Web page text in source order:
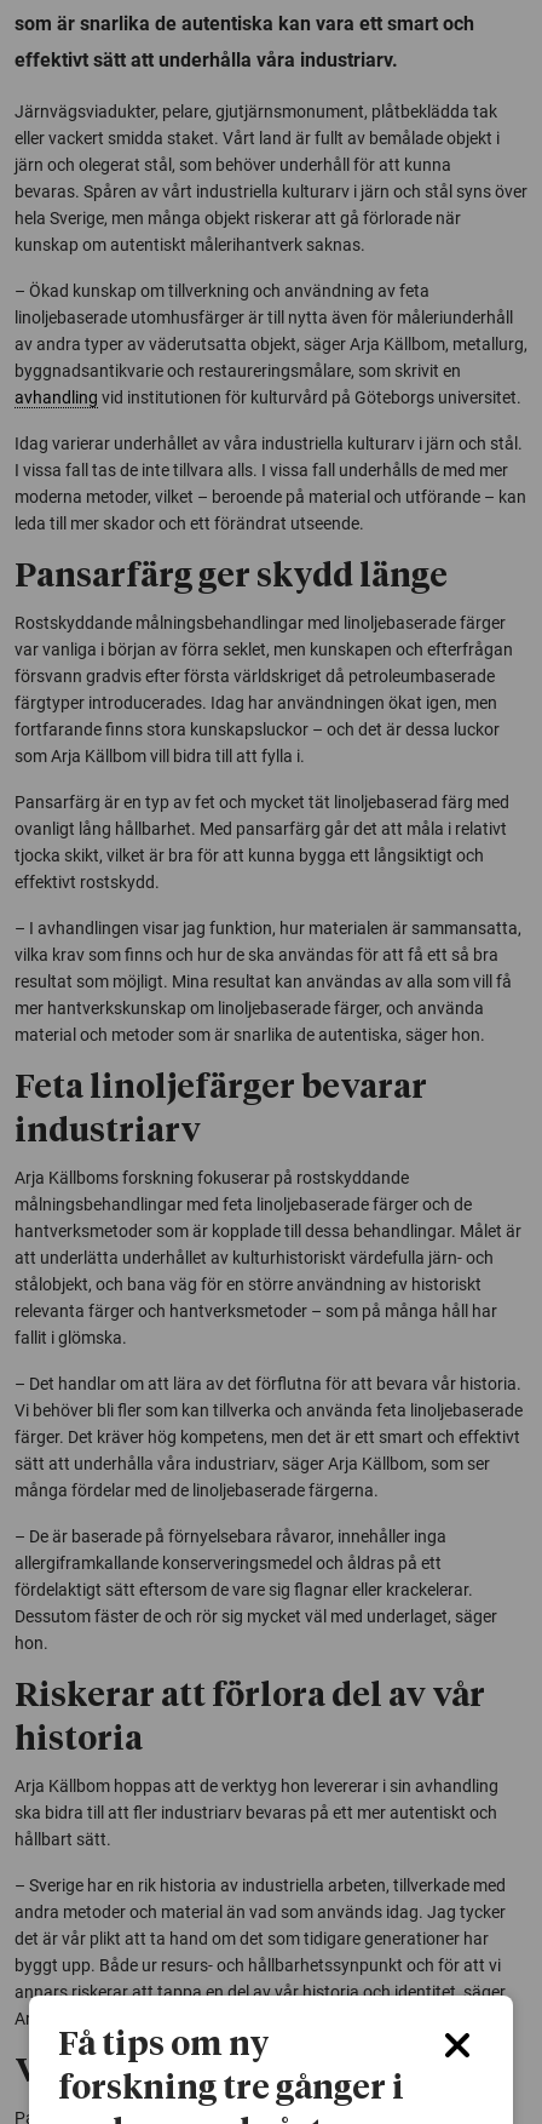
som är snarlika de autentiska kan vara ett smart och
effektivt sätt att underhålla våra industriarv.
Järnvägsviadukter, pelare, gjutjärnsmonument, plåtbeklädda tak
eller vackert smidda staket. Vårt land är fullt av bemålade objekt i
järn och olegerat stål, som behöver underhåll för att kunna
bevaras. Spåren av vårt industriella kulturarv i järn och stål syns över
hela Sverige, men många objekt riskerar att gå förlorade när
kunskap om autentiskt målerihantverk saknas.
– Ökad kunskap om tillverkning och användning av feta
linoljebaserade utomhusfärger är till nytta även för måleriunderhåll
av andra typer av väderutsatta objekt, säger Arja Källbom, metallurg,
byggnadsantikvarie och restaureringsmålare, som skrivit en
avhandling vid institutionen för kulturvård på Göteborgs universitet.
Idag varierar underhållet av våra industriella kulturarv i järn och stål.
I vissa fall tas de inte tillvara alls. I vissa fall underhålls de med mer
moderna metoder, vilket – beroende på material och utförande – kan
leda till mer skador och ett förändrat utseende.
Pansarfärg ger skydd länge
Rostskyddande målningsbehandlingar med linoljebaserade färger
var vanliga i början av förra seklet, men kunskapen och efterfrågan
försvann gradvis efter första världskriget då petroleumbaserade
färgtyper introducerades. Idag har användningen ökat igen, men
fortfarande finns stora kunskapsluckor – och det är dessa luckor
som Arja Källbom vill bidra till att fylla i.
Pansarfärg är en typ av fet och mycket tät linoljebaserad färg med
ovanligt lång hållbarhet. Med pansarfärg går det att måla i relativt
tjocka skikt, vilket är bra för att kunna bygga ett långsiktigt och
effektivt rostskydd.
– I avhandlingen visar jag funktion, hur materialen är sammansatta,
vilka krav som finns och hur de ska användas för att få ett så bra
resultat som möjligt. Mina resultat kan användas av alla som vill få
mer hantverkskunskap om linoljebaserade färger, och använda
material och metoder som är snarlika de autentiska, säger hon.
Feta linoljefärger bevarar
industriarv
Arja Källboms forskning fokuserar på rostskyddande
målningsbehandlingar med feta linoljebaserade färger och de
hantverksmetoder som är kopplade till dessa behandlingar. Målet är
att underlätta underhållet av kulturhistoriskt värdefulla järn- och
stålobjekt, och bana väg för en större användning av historiskt
relevanta färger och hantverksmetoder – som på många håll har
fallit i glömska.
– Det handlar om att lära av det förflutna för att bevara vår historia.
Vi behöver bli fler som kan tillverka och använda feta linoljebaserade
färger. Det kräver hög kompetens, men det är ett smart och effektivt
sätt att underhålla våra industriarv, säger Arja Källbom, som ser
många fördelar med de linoljebaserade färgerna.
– De är baserade på förnyelsebara råvaror, innehåller inga
allergiframkallande konserveringsmedel och åldras på ett
fördelaktigt sätt eftersom de vare sig flagnar eller krackelerar.
Dessutom fäster de och rör sig mycket väl med underlaget, säger
hon.
Riskerar att förlora del av vår
historia
Arja Källbom hoppas att de verktyg hon levererar i sin avhandling
ska bidra till att fler industriarv bevaras på ett mer autentiskt och
hållbart sätt.
– Sverige har en rik historia av industriella arbeten, tillverkade med
andra metoder och material än vad som används idag. Jag tycker
det är vår plikt att ta hand om det som tidigare generationer har
byggt upp. Både ur resurs- och hållbarhetssynpunkt och för att vi
annars riskerar att tappa en del av vår historia och identitet, säger
Arja Källbom.
Vetenskaplig avhandling:
Painting Treatments of Weather-Exposed Ferrous Heritage.
Få tips om ny
forskning tre gånger i